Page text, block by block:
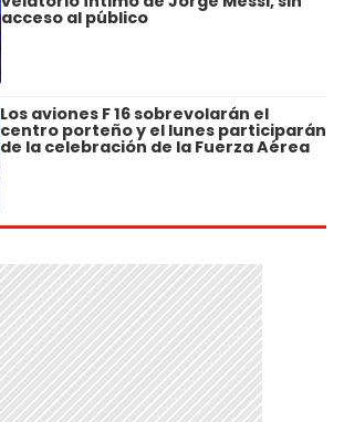
acceso al público
Los aviones F 16 sobrevolarán el
centro porteño y el lunes participarán
de la celebración de la Fuerza Aérea